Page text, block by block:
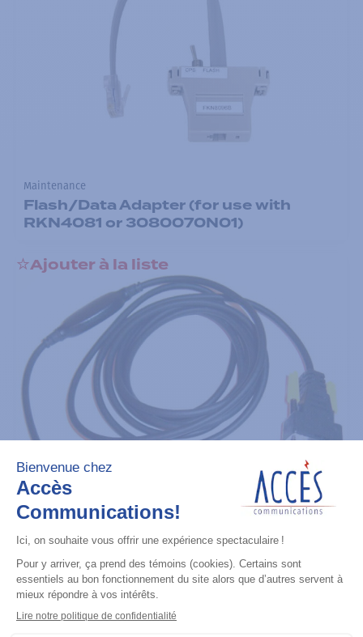
Maintenance
Flash/Data Adapter (for use with
RKN4081 or 3080070N01)
Ajouter à la liste
Maintenance
Adapter Cable (for use with
AARKN4083)